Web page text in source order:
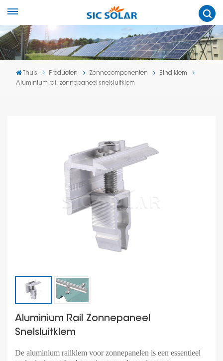
Thuis Producten Zonnecomponenten
Eind klem
Aluminium rail zonnepaneel snelsluitklem
Aluminium Rail Zonnepaneel
Snelsluitklem
De aluminium railklem voor zonnepanelen is een essentieel